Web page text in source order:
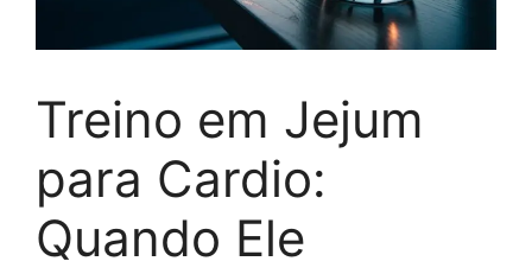
Treino em Jejum
para Cardio:
Quando Ele